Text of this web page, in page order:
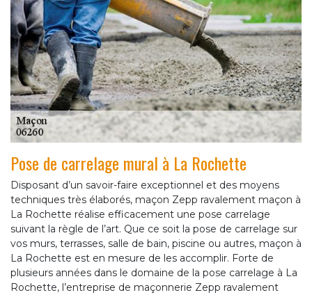
Pose de carrelage mural à La Rochette
Disposant d’un savoir-faire exceptionnel et des moyens
techniques très élaborés, maçon Zepp ravalement maçon à
La Rochette réalise efficacement une pose carrelage
suivant la règle de l’art. Que ce soit la pose de carrelage sur
vos murs, terrasses, salle de bain, piscine ou autres, maçon à
La Rochette est en mesure de les accomplir. Forte de
plusieurs années dans le domaine de la pose carrelage à La
Rochette, l’entreprise de maçonnerie Zepp ravalement